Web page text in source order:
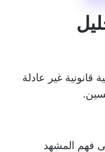
قانونية غير عادلة
فهم المشهد